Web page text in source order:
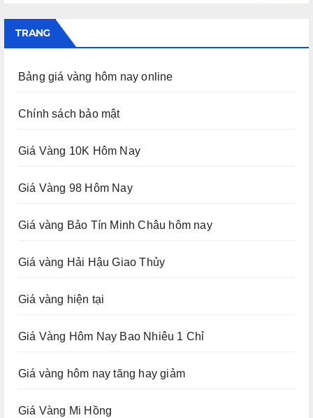
TRANG
Bảng giá vàng hôm nay online
Chính sách bảo mật
Giá Vàng 10K Hôm Nay
Giá Vàng 98 Hôm Nay
Giá vàng Bảo Tín Minh Châu hôm nay
Giá vàng Hải Hậu Giao Thủy
Giá vàng hiện tại
Giá Vàng Hôm Nay Bao Nhiêu 1 Chỉ
Giá vàng hôm nay tăng hay giảm
Giá Vàng Mi Hồng